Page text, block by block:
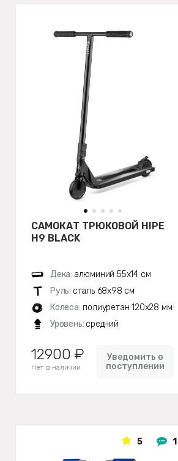
САМОКАТ ТРЮКОВОЙ HIPE
H9 BLACK
Дека: алюминий 55х14 см
Руль: сталь 68х98 см
Колеса: полиуретан 120x28 мм
Уровень: средний
12900 ₽
Нет в наличии
Уведомить о
поступлении
5 1